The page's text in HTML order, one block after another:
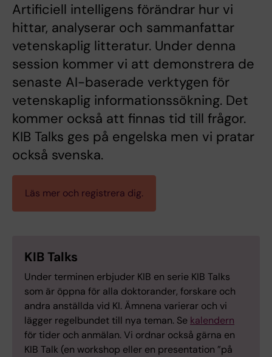
Artificiell intelligens förändrar hur vi
hittar, analyserar och sammanfattar
vetenskaplig litteratur. Under denna
session kommer vi att demonstrera de
senaste AI-baserade verktygen för
vetenskaplig informationssökning. Det
kommer också att finnas tid till frågor.
KIB Talks ges på engelska men vi pratar
också svenska.
Läs mer och registrera dig.
KIB Talks
Under terminen erbjuder KIB en serie KIB Talks
som är öppna för alla doktorander, forskare och
andra anställda vid KI. Ämnena varierar och vi
lägger regelbundet till nya teman. Se kalendern
för tider och anmälan. Vi ordnar också gärna en
KIB Talk (en workshop eller en presentation ”på